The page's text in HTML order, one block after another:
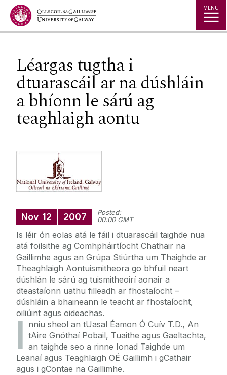
Jump to Content MENU
Léargas tugtha i
dtuarascáil ar na dúshláin
a bhíonn le sárú ag
teaghlaigh aontu
Nov 12 2007
Posted:
00:00 GMT
Is léir ón eolas atá le fáil i dtuarascáil taighde nua
atá foilsithe ag Comhpháirtíocht Chathair na
Gaillimhe agus an Grúpa Stiúrtha um Thaighde ar
Theaghlaigh Aontuismitheora go bhfuil neart
dúshlán le sárú ag tuismitheoirí aonair a
dteastaíonn uathu filleadh ar fhostaíocht –
dúshláin a bhaineann le teacht ar fhostaíocht,
oiliúint agus oideachas.
I nniu sheol an tUasal Éamon Ó Cuív T.D., An
tAire Gnóthaí Pobail, Tuaithe agus Gaeltachta,
an taighde seo a rinne Ionad Taighde um
Leanaí agus Teaghlaigh OÉ Gaillimh i gCathair
agus i gContae na Gaillimhe.